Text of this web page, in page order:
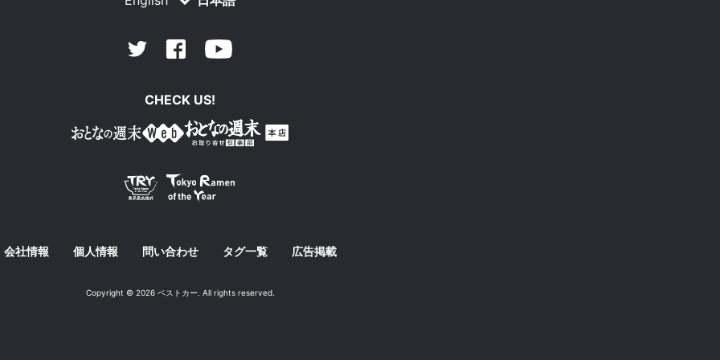
Twitter Facebook
CHECK US!
会社情報 個人情報 問い合わせ タグ一覧 広告掲載
Copyright © 2026 ベストカー. All rights reserved.